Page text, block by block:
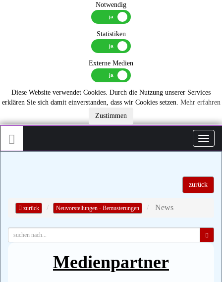
Notwendig
Statistiken
Externe Medien
Diese Website verwendet Cookies. Durch die Nutzung unserer Services
erklären Sie sich damit einverstanden, dass wir Cookies setzen. Mehr erfahren
Zustimmen
zurück
zurück Neuvorstellungen - Bemusterungen News
Medienpartner